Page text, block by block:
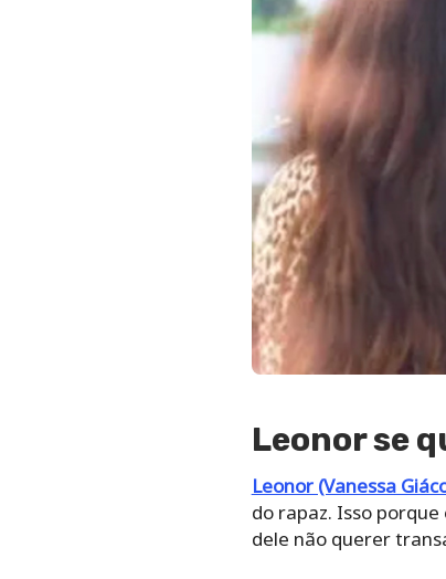
Leonor se
Leonor (Vanessa
do rapaz. Isso
dele não querer